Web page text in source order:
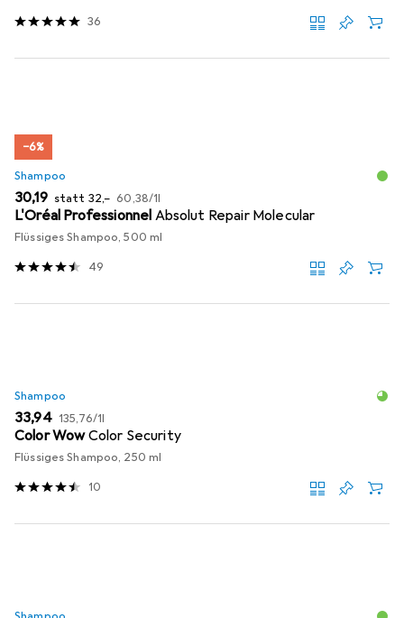
36
−6%
Shampoo
EUR
30,19 statt EUR
32,– EUR
60,38/1l
L'Oréal Professionnel Absolut Repair Molecular
Flüssiges Shampoo, 500 ml
49
Shampoo
EUR
33,94 EUR
135,76/1l
Color WowColor Security
Flüssiges Shampoo, 250 ml
10